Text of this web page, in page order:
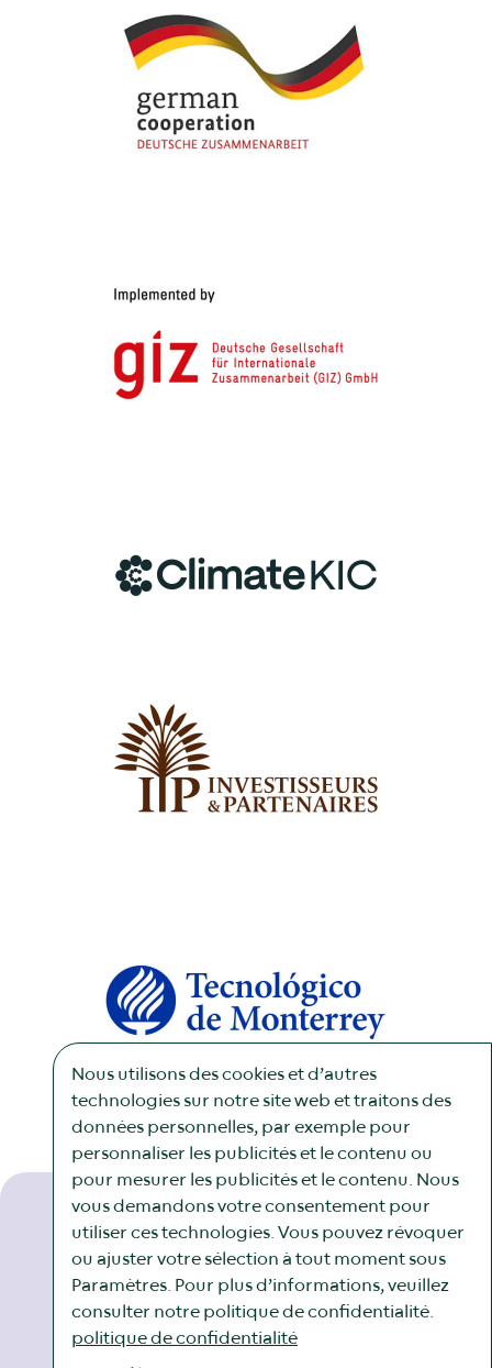
Newsletter
Nous utilisons des cookies et d’autres
technologies sur notre site web et traitons des
données personnelles, par exemple pour
personnaliser les publicités et le contenu ou
pour mesurer les publicités et le contenu. Nous
vous demandons votre consentement pour
utiliser ces technologies. Vous pouvez révoquer
ou ajuster votre sélection à tout moment sous
Paramètres. Pour plus d’informations, veuillez
consulter notre politique de confidentialité.
politique de confidentialité